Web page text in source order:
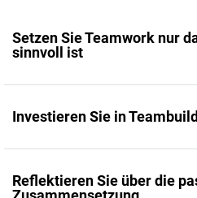
Setzen Sie Teamwork nur
sinnvoll ist
Investieren Sie in
Reflektieren Sie über die